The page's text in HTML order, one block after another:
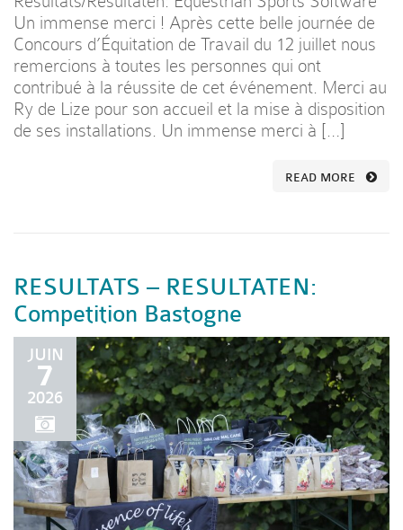
Un immense merci ! Après cette belle journée de
Concours d’Équitation de Travail du 12 juillet nous
remercions à toutes les personnes qui ont
contribué à la réussite de cet événement. Merci au
Ry de Lize pour son accueil et la mise à disposition
de ses installations. Un immense merci à […]
READ MORE
RESULTATS – RESULTATEN:
Competition Bastogne
JUIN
7
2026